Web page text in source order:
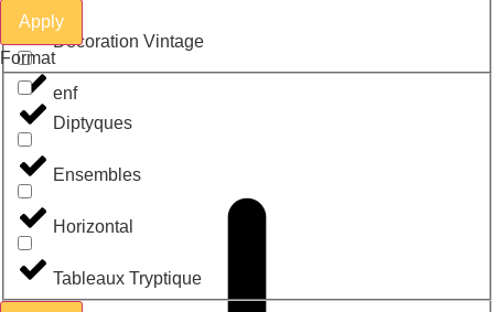
Décoration Vintage
enf
Apply
Format
Diptyques
Ensembles
Horizontal
Tableaux Tryptique